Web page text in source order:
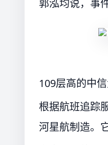
郭泓均说，事
109层高的中
根据航班追踪
河星航制造。